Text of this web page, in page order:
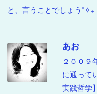
と、言うことでしょう˚✧₊
あお
２００９
に通って
実践哲学